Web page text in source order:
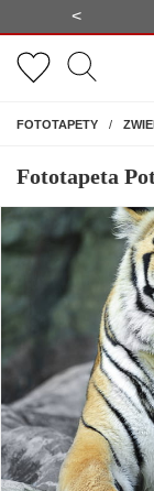
<
FOTOTAPETYNA
Fototapeta